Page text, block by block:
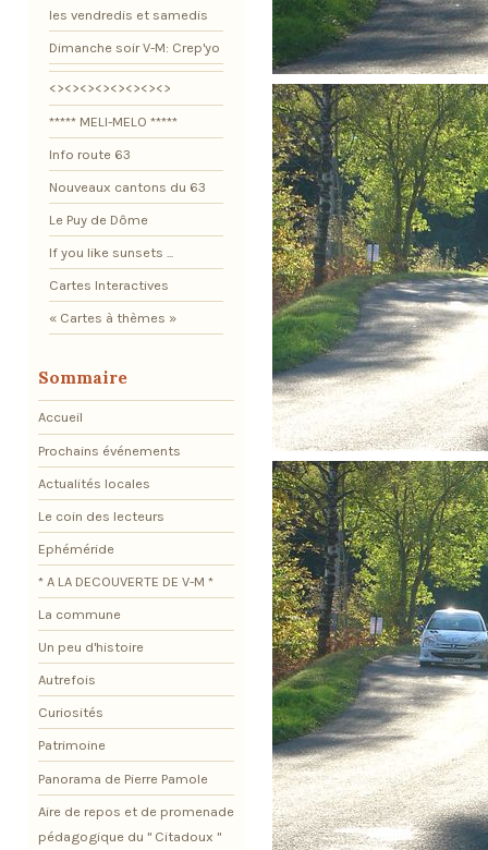
les vendredis et samedis
Dimanche soir V-M: Crep'yo
<><><><><><><><>
***** MELI-MELO *****
Info route 63
Nouveaux cantons du 63
Le Puy de Dôme
If you like sunsets ...
Cartes Interactives
« Cartes à thèmes »
Sommaire
Accueil
Prochains événements
Actualités locales
Le coin des lecteurs
Ephéméride
* A LA DECOUVERTE DE V-M *
La commune
Un peu d'histoire
Autrefois
Curiosités
Patrimoine
Panorama de Pierre Pamole
Aire de repos et de promenade
pédagogique du " Citadoux "